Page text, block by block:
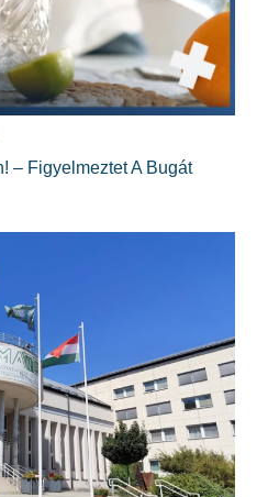
– Figyelmeztet A Bugát